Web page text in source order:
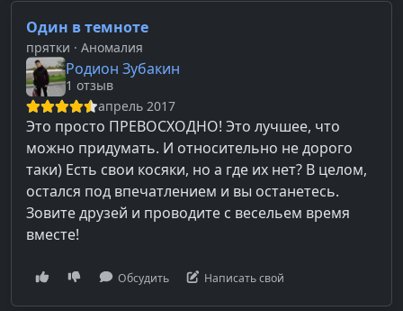
Один в темноте
прятки · Аномалия
Родион Зубакин
1 отзыв
апрель 2017
Это просто ПРЕВОСХОДНО! Это лучшее, что
можно придумать. И относительно не дорого
таки) Есть свои косяки, но а где их нет? В целом,
остался под впечатлением и вы останетесь.
Зовите друзей и проводите с весельем время
вместе!
Обсудить Написать свой